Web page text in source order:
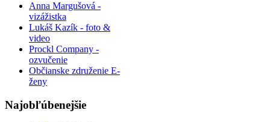
Anna Margušová -
vizážistka
Lukáš Kazík - foto &
video
Prockl Company -
ozvučenie
Občianske združenie E-
ženy
Najobľúbenejšie